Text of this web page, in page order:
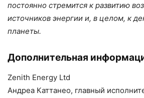
постоянно стремится к развитию
источников энергии и, в целом, к
планеты.
Дополнительная
Zenith Energy Ltd
Андреа Каттанео, главный